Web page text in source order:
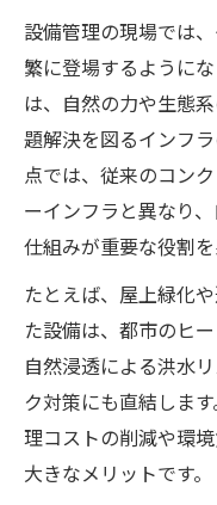
用
設備管理現
具体例
現場で使え
備管理
設備管理が
の活用
グリーン
設備管理
用性
維持管理に役立
知見
設備管理に
設備管理の現場では
繁に登場するように
は、自然の力や生態
題解決を図るインフ
点では、従来のコン
ーインフラと異なり
仕組みが重要な役割を
たとえば、屋上緑化
た設備は、都市のヒ
自然浸透による洪水
ク対策にも直結しま
理コストの削減や環
大きなメリットです。